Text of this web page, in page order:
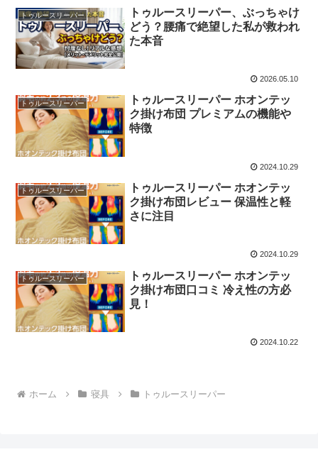
トゥルースリーパー
トゥルースリーパー、ぶっちゃけ
どう？腰痛で絶望した私が救われ
た本音
2026.05.10
トゥルースリーパー
トゥルースリーパー ホオンテッ
ク掛け布団 プレミアムの機能や
特徴
2024.10.29
トゥルースリーパー
トゥルースリーパー ホオンテッ
ク掛け布団レビュー 保温性と軽
さに注目
2024.10.29
トゥルースリーパー
トゥルースリーパー ホオンテッ
ク掛け布団口コミ 冷え性の方必
見！
2024.10.22
ホーム 寝具 トゥルースリーパー